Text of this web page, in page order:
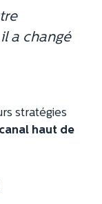
a changé
stratégies
haut de